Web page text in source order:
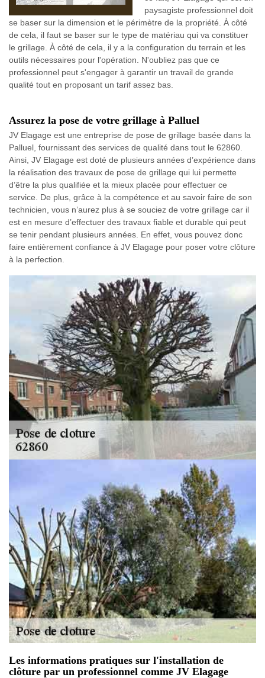
paysagiste professionnel doit
se baser sur la dimension et le périmètre de la propriété. À côté
de cela, il faut se baser sur le type de matériau qui va constituer
le grillage. À côté de cela, il y a la configuration du terrain et les
outils nécessaires pour l'opération. N'oubliez pas que ce
professionnel peut s'engager à garantir un travail de grande
qualité tout en proposant un tarif assez bas.
Assurez la pose de votre grillage à Palluel
JV Elagage est une entreprise de pose de grillage basée dans la
Palluel, fournissant des services de qualité dans tout le 62860.
Ainsi, JV Elagage est doté de plusieurs années d’expérience dans
la réalisation des travaux de pose de grillage qui lui permette
d’être la plus qualifiée et la mieux placée pour effectuer ce
service. De plus, grâce à la compétence et au savoir faire de son
technicien, vous n’aurez plus à se souciez de votre grillage car il
est en mesure d’effectuer des travaux fiable et durable qui peut
se tenir pendant plusieurs années. En effet, vous pouvez donc
faire entièrement confiance à JV Elagage pour poser votre clôture
à la perfection.
Les informations pratiques sur l'installation de
clôture par un professionnel comme JV Elagage